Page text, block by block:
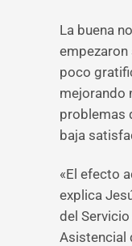
La buena
empezaron
poco
mejorando
problemas
baja
«El efecto
explica
del
Asistencial